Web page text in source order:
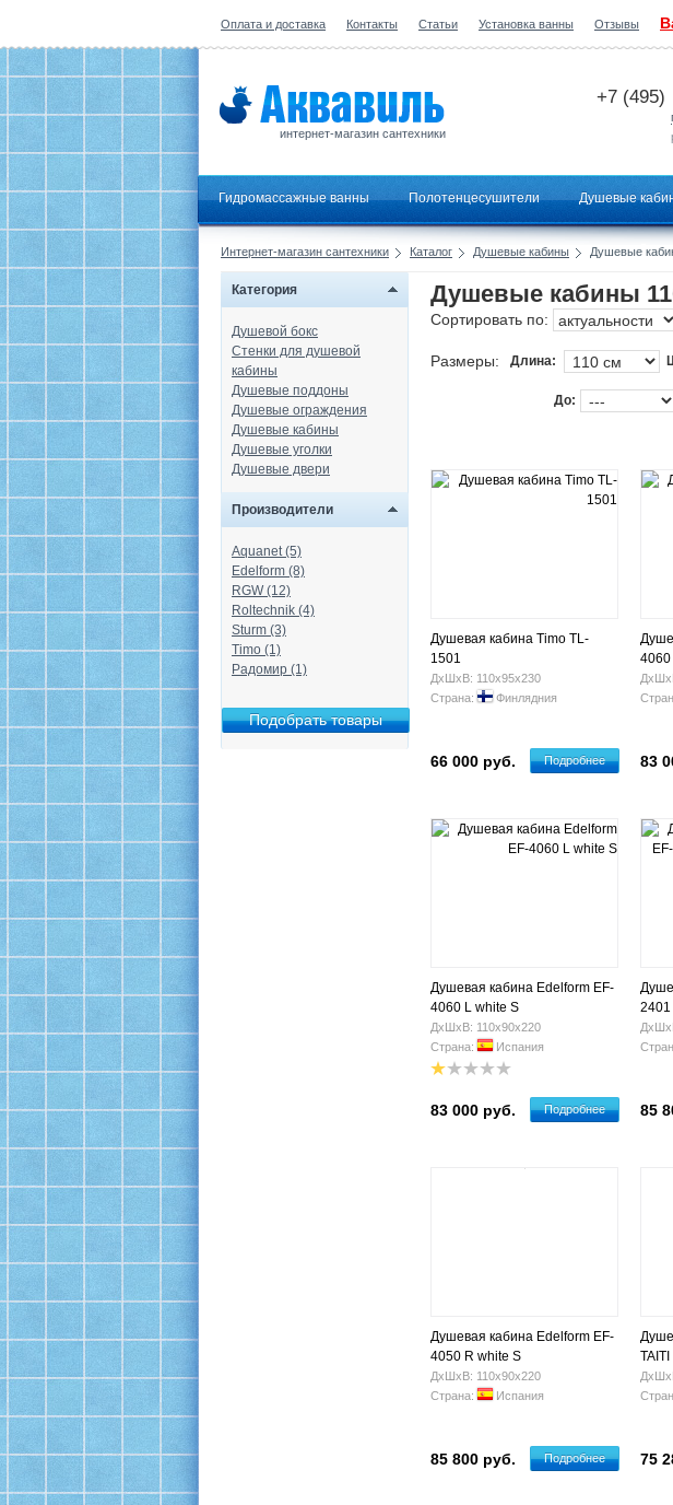
Оплата и доставка Контакты Статьи Установка ванны Отзывы
интернет-магазин сантехники
+7 (495)
Гидромассажные ванны Полотенцесушители Душевые
Интернет-магазин сантехники Каталог Душевые кабины Душевые
Категория
Душевой бокс
Стенки для душевой
кабины
Душевые поддоны
Душевые ограждения
Душевые кабины
Душевые уголки
Душевые двери
Производители
Aquanet (5)
Edelform (8)
RGW (12)
Roltechnik (4)
Sturm (3)
Timo (1)
Радомир (1)
Душевые кабины
Сортировать по:
Размеры: Длина:
До:
Душевая кабина Timo TL-
1501
ДхШхВ: 110х95х230
Страна:
Финлядния
66 000 руб. Подробнее
4060
83
Душевая кабина Edelform EF-
4060 L white S
ДхШхВ: 110х90х220
Страна:
Испания
83 000 руб. Подробнее
2401
85
Душевая кабина Edelform EF-
4050 R white S
ДхШхВ: 110х90х220
Страна:
Испания
85 800 руб. Подробнее
без
75